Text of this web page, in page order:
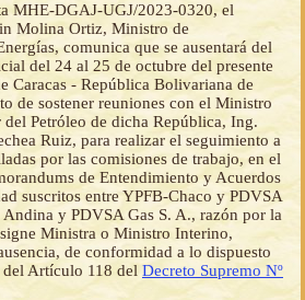
MHE-DGAJ-UGJ/2023-0320, el
Molina Ortiz, Ministro de
comunica que se ausentará del
del 24 al 25 de octubre del presente
Caracas - República Bolivariana de
de sostener reuniones con el Ministro
del Petróleo de dicha República, Ing.
Ruiz, para realizar el seguimiento a
por las comisiones de trabajo, en el
de Entendimiento y Acuerdos
suscritos entre YPFB-Chaco y PDVSA
Andina y PDVSA Gas S. A., razón por la
Ministra o Ministro Interino,
de conformidad a lo dispuesto
Artículo 118 del Decreto Supremo Nº